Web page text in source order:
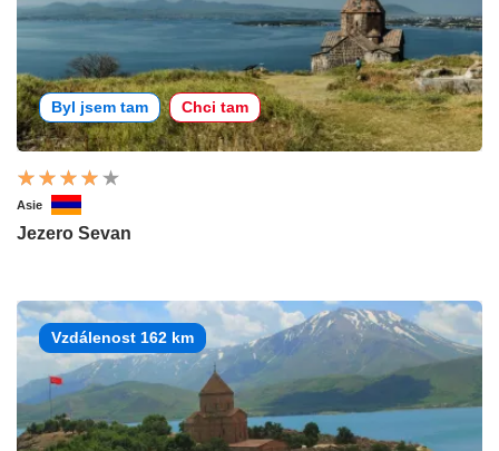
Byl jsem tam Chci tam
Asie
Jezero Sevan
Vzdálenost 162 km